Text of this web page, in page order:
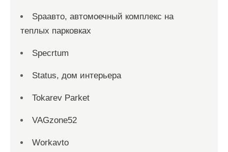
Spaавто, автомоечный комплекс на
теплых парковках
Specrtum
Status, дом интерьера
Tokarev Parket
VAGzone52
Workavto